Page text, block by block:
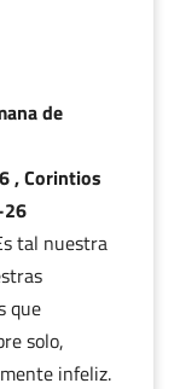
de
, Corintios
26
tal nuestra
que
solo,
infeliz.